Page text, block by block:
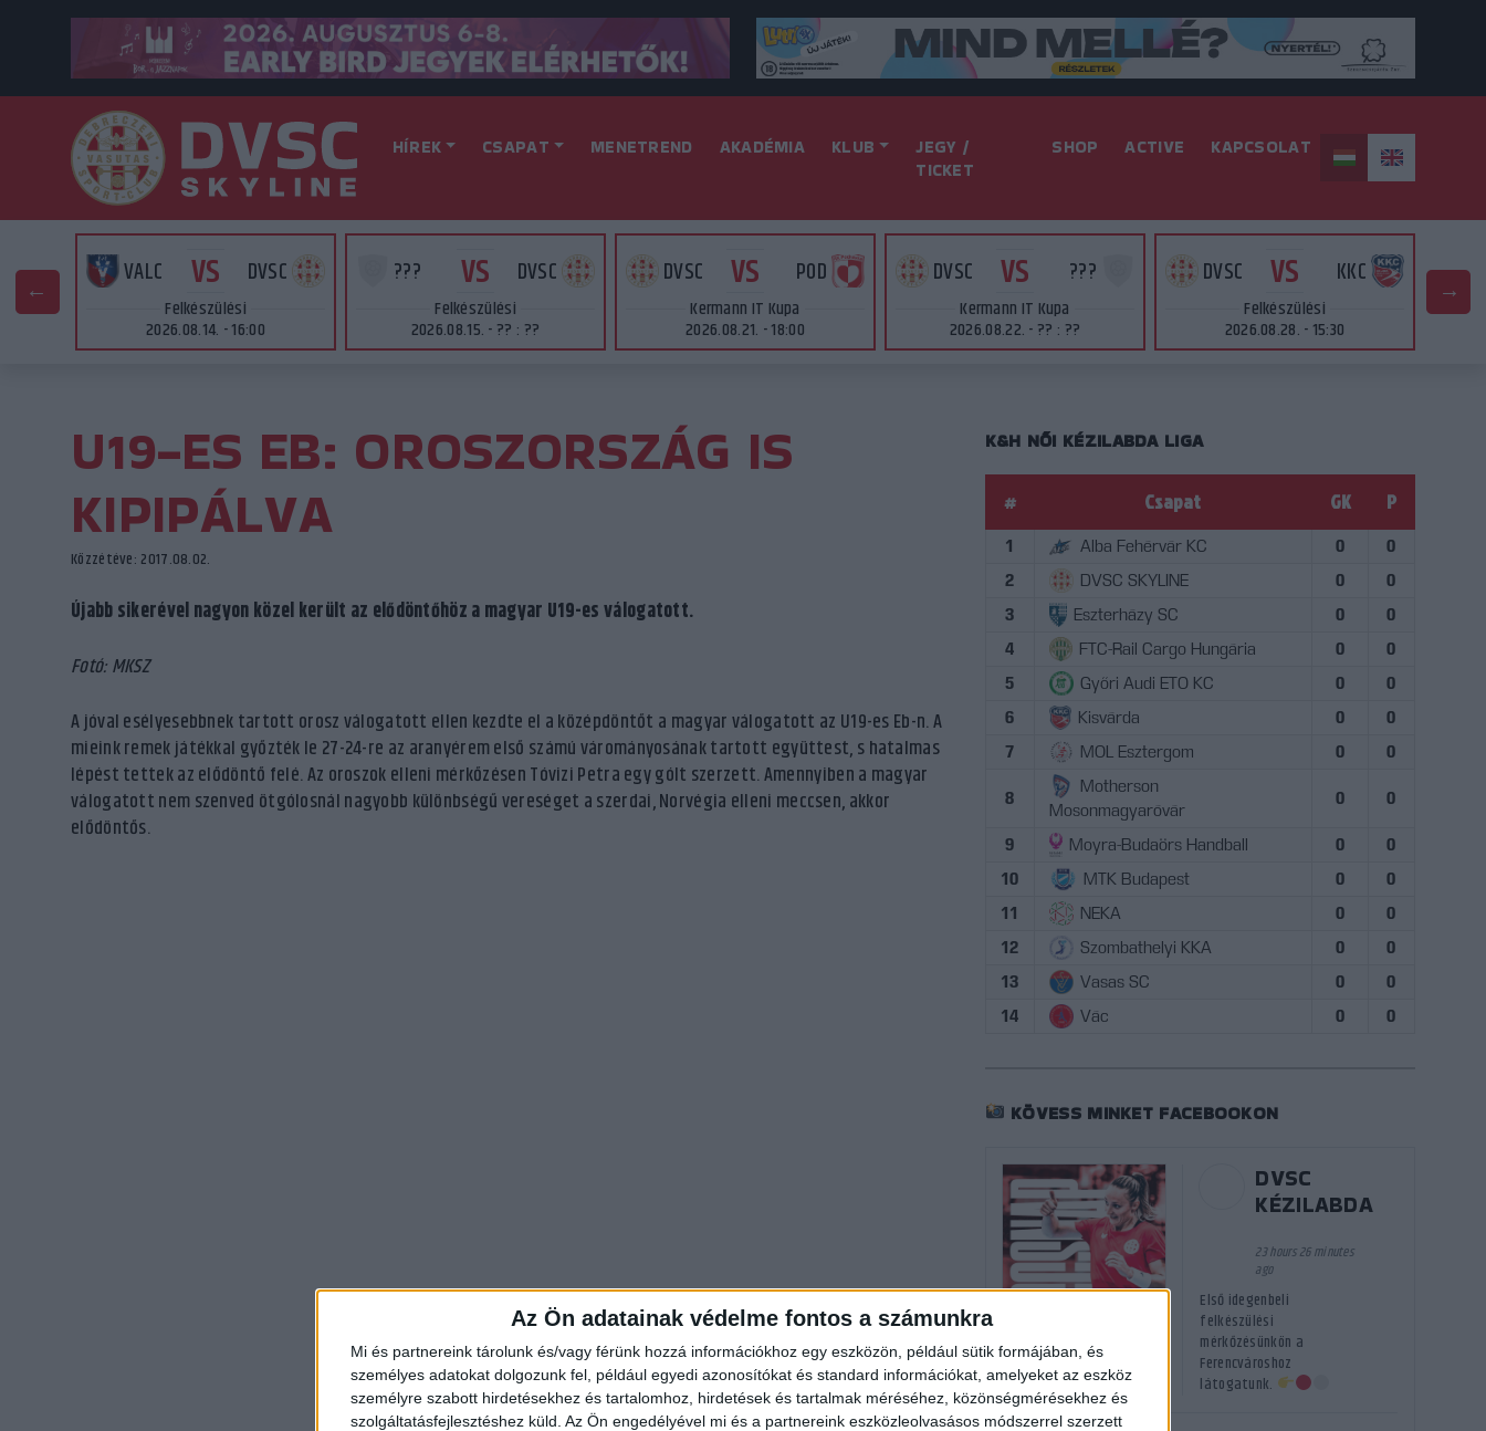
Az Ön adatainak védelme fontos a számunkra
Mi és partnereink tárolunk és/vagy férünk hozzá információkhoz egy eszközön, például sütik formájában, és
személyes adatokat dolgozunk fel, például egyedi azonosítókat és standard információkat, amelyeket az eszköz
személyre szabott hirdetésekhez és tartalomhoz, hirdetések és tartalmak méréséhez, közönségmérésekhez és
szolgáltatásfejlesztéshez küld. Az Ön engedélyével mi és a partnereink eszközleolvasásos módszerrel szerzett
HÍREK CSAPAT MENETREND AKADÉMIA KLUB
JEGY /
TICKET
SHOP ACTIVE KAPCSOLAT
VALC VS DVSC
Felkészülési
2026.08.14. - 16:00
??? VS DVSC
Felkészülési
2026.08.15. - ?? : ??
DVSC VS POD
Kermann IT Kupa
2026.08.21. - 18:00
DVSC VS ???
Kermann IT Kupa
2026.08.22. - ?? : ??
DVSC VS KKC
Felkészülési
2026.08.28. - 15:30
U19-ES EB: OROSZORSZÁG IS
KIPIPÁLVA
Közzétéve: 2017.08.02.
Újabb sikerével nagyon közel került az elődöntőhöz a magyar U19-es válogatott.
Fotó: MKSZ
A jóval esélyesebbnek tartott orosz válogatott ellen kezdte el a középdöntőt a magyar válogatott az U19-es Eb-n. A
mieink remek játékkal győzték le 27-24-re az aranyérem első számú várományosának tartott együttest, s hatalmas
lépést tettek az elődöntő felé. Az oroszok elleni mérkőzésen Tóvizi Petra egy gólt szerzett. Amennyiben a magyar
válogatott nem szenved ötgólosnál nagyobb különbségű vereséget a szerdai, Norvégia elleni meccsen, akkor
elődöntős.
K&H NŐI KÉZILABDA LIGA
# Csapat GK P
1 Alba Fehérvár KC 0
0
2
DVSC SKYLINE 0
0
3
Eszterházy SC 0
0
4
FTC-Rail Cargo Hungária 0
0
5
Győri Audi ETO KC 0
0
6
Kisvárda 0
0
7
MOL Esztergom 0 0
8
Motherson
Mosonmagyaróvár
0 0
9 Moyra-Budaörs Handball 0
0
10
MTK Budapest 0
0
11
NEKA 0
0
12
Szombathelyi KKA 0
0
13
Vasas SC 0
0
14
Vác 0 0
KÖVESS MINKET FACEBOOKON
DVSC
KÉZILABDA
23 hours 26 minutes
ago
Első idegenbeli
felkészülési
mérkőzésünkön a
Ferencvároshoz
látogatunk.